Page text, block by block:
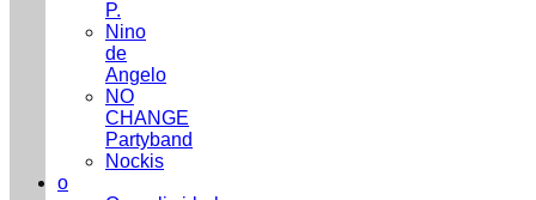
P.
Nino
de
Angelo
NO
CHANGE
Partyband
Nockis
o